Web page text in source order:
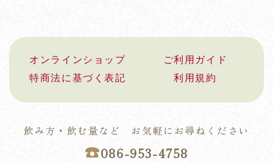
オンラインショップ
ご利用ガイド
特商法に基づく表記
利用規約
飲み方・飲む量など お気軽にお尋ねください
☎︎086-953-4758